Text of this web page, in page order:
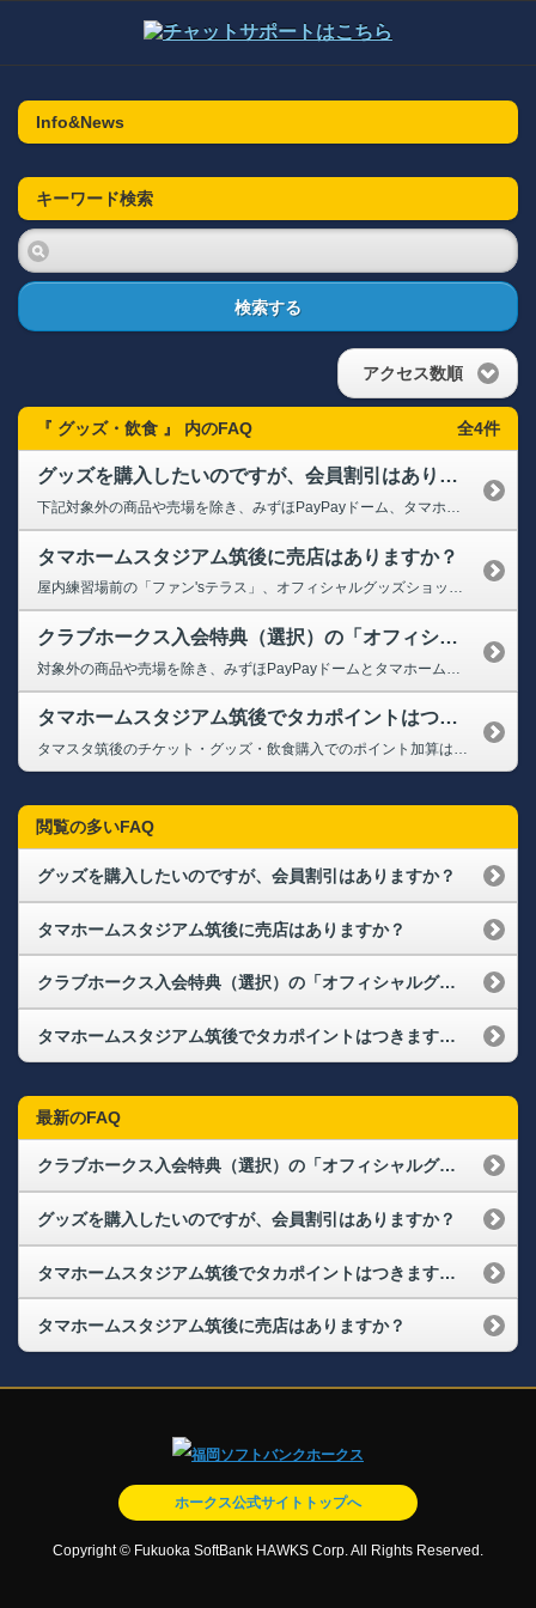
Info&News
キーワード検索
検索する
アクセス数順
『 グッズ・飲食 』 内のFAQ 全4件
グッズを購入したいのですが、会員割引はありますか？
下記対象外の商品や売場を除き、みずほPayPayドーム、タマホームスタジアム筑後の各グッズ売り場、ホークス公式オンラインストアでお買い物の際、レジにて5％割引いたします。 【対象外商品】ガチャ・自販機・他球団グッズ等 【対象外売場】VISITOR PARK（ビジターパーク)・スーパーボックス、ビクトリーウイング・ホームランテラス・売り子 また、お会計時に下記のいづれかをご提示く...
タマホームスタジアム筑後に売店はありますか？
屋内練習場前の「ファン'sテラス」、オフィシャルグッズショップ「HAWKS STORE 筑後店」、タマスタ筑後のコンコースに飲食店舗「ファームキッチン」・「肉のうめぜん」がございます。 営業時間・販売商品等につきましては、下記のページよりご確認ください。 ➡グッズ・グルメ
クラブホークス入会特典（選択）の「オフィシャルグッズショップ HAWKS STOREお買物券（3,000円分）」やプレミアム会員向けのお買い物券の使い方を教えてください
タマホームスタジアム筑後でタカポイントはつきますか？
タマスタ筑後のチケット・グッズ・飲食購入でのポイント加算はございます。購入時に会員証をご提示ください。なお、ご提示いただけない場合ポイント加算はできかねます。
閲覧の多いFAQ
グッズを購入したいのですが、会員割引はありますか？
タマホームスタジアム筑後に売店はありますか？
クラブホークス入会特典（選択）の「オフィシャルグッズショップ HAWKS STOREお買物券（3,000円分）」やプレミアム会員向けのお買い物券の使い方を教えてください
タマホームスタジアム筑後でタカポイントはつきますか？
最新のFAQ
クラブホークス入会特典（選択）の「オフィシャルグッズショップ HAWKS STOREお買物券（3,000円分）」やプレミアム会員向けのお買い物券の使い方を教えてください
グッズを購入したいのですが、会員割引はありますか？
タマホームスタジアム筑後でタカポイントはつきますか？
タマホームスタジアム筑後に売店はありますか？
ホークス公式サイトトップへ
Copyright © Fukuoka SoftBank HAWKS Corp. All Rights Reserved.